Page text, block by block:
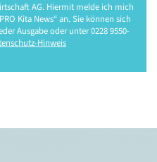
AG. Hiermit melde ich mich
Kita News“ an. Sie können sich
Ausgabe oder unter 0228 9550-
Hinweis